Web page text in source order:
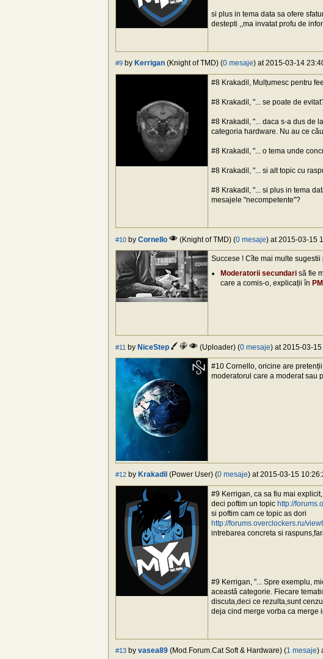
si plus in tema data sa ofere
destepti ,,ma invatat profu de
#9 by Kerrigan (Knight of TMD) (0 mesaje) at 2015-03-14
#8 Krakadil, Mulțumesc pentru
#8 Krakadil, "... se poate de
#8 Krakadil, "... daca s-a dus de
categoria hardware. Nu au ce
#8 Krakadil, "... o tema unde
#8 Krakadil, "... si alt topic cu
#8 Krakadil, "... si plus in tema
mesajele "necompetente"?
#10 by Cornello (Knight of TMD) (0 mesaje) at 2015-03-15
Succese ! Cîte mai multe
Moderatorii secundari să fie
care a comis-o, explicații în PM
#11 by NiceStep (Uploader) (0 mesaje) at 2015-03-
#10 Cornello, oricine are
moderatorul care a moderat sau
#12 by Krakadil (Power User) (0 mesaje) at 2015-03-15
#9 Kerrigan, ca sa fiu mai explicit,
deci poftim un topic http://
si poftim cam ce topic as dori
http://forums.overclockers.ru/
intrebarea concreta si
#9 Kerrigan, "... Spre exemplu,
această categorie. Fiecare
discuta,deci ce rezulta,sunt
deja cind merge vorba ca merge
#13 by vasea89 (Mod.Forum.Cat Soft & Hardware) (1 mesaje)